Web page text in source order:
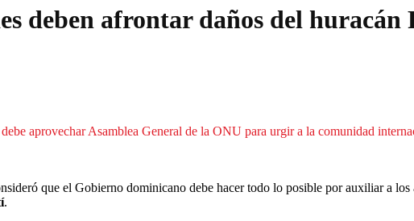
deben afrontar daños del huracán
aprovechar Asamblea General de la ONU para urgir a la comunidad
que el Gobierno dominicano debe hacer todo lo posible por auxiliar a
.